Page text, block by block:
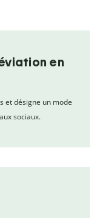
en
et désigne un mode
sociaux.